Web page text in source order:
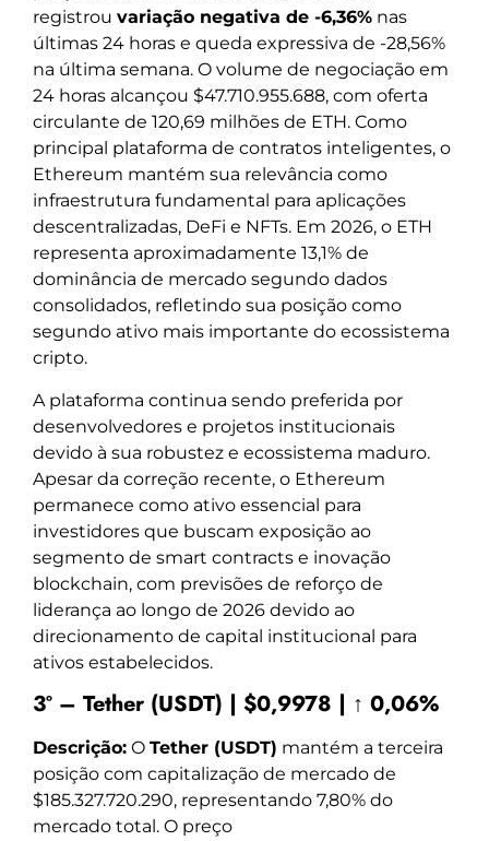
registrou variação negativa de -6,36% nas
últimas 24 horas e queda expressiva de -28,56%
na última semana. O volume de negociação em
24 horas alcançou $47.710.955.688, com oferta
circulante de 120,69 milhões de ETH. Como
principal plataforma de contratos inteligentes, o
Ethereum mantém sua relevância como
infraestrutura fundamental para aplicações
descentralizadas, DeFi e NFTs. Em 2026, o ETH
representa aproximadamente 13,1% de
dominância de mercado segundo dados
consolidados, refletindo sua posição como
segundo ativo mais importante do ecossistema
cripto.
A plataforma continua sendo preferida por
desenvolvedores e projetos institucionais
devido à sua robustez e ecossistema maduro.
Apesar da correção recente, o Ethereum
permanece como ativo essencial para
investidores que buscam exposição ao
segmento de smart contracts e inovação
blockchain, com previsões de reforço de
liderança ao longo de 2026 devido ao
direcionamento de capital institucional para
ativos estabelecidos.
3º – Tether (USDT) | $0,9978 | ↑ 0,06%
Descrição: O Tether (USDT) mantém a terceira
posição com capitalização de mercado de
$185.327.720.290, representando 7,80% do
mercado total. O preço